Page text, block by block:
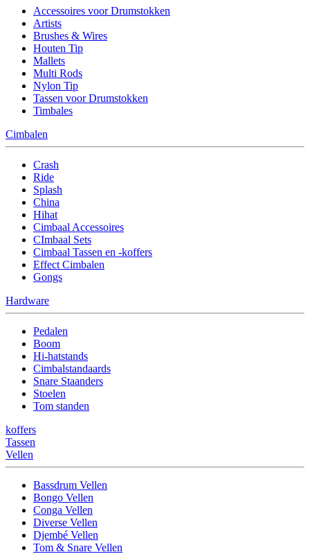
Accessoires voor Drumstokken
Artists
Brushes & Wires
Houten Tip
Mallets
Multi Rods
Nylon Tip
Tassen voor Drumstokken
Timbales
Cimbalen
Crash
Ride
Splash
China
Hihat
Cimbaal Accessoires
CImbaal Sets
Cimbaal Tassen en -koffers
Effect Cimbalen
Gongs
Hardware
Pedalen
Boom
Hi-hatstands
Cimbalstandaards
Snare Staanders
Stoelen
Tom standen
koffers
Tassen
Vellen
Bassdrum Vellen
Bongo Vellen
Conga Vellen
Diverse Vellen
Djembé Vellen
Tom & Snare Vellen